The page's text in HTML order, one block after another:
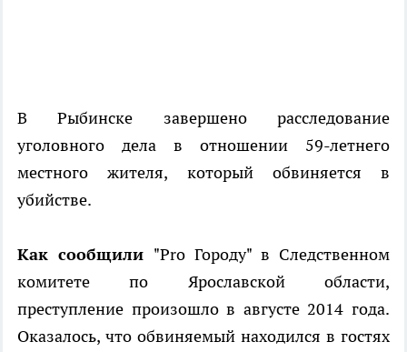
В Рыбинске завершено расследование
уголовного дела в отношении 59-летнего
местного жителя, который обвиняется в
убийстве.
Как сообщили "Pro Городу" в Следственном
комитете по Ярославской области,
преступление произошло в августе 2014 года.
Оказалось, что обвиняемый находился в гостях